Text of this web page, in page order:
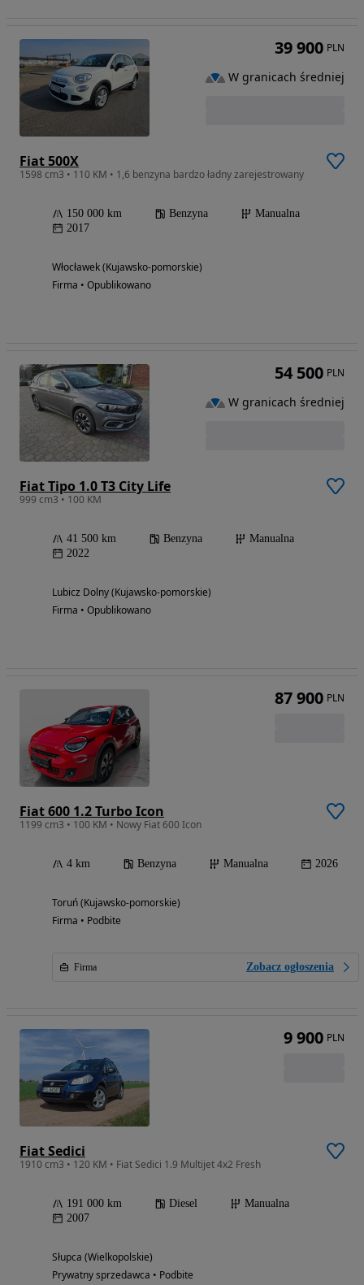
Fiat 500X
1598 cm3 • 110 KM • 1,6 benzyna bardzo ładny zarejestrowany
150 000 km Benzyna
Manualna
2017
Włocławek (Kujawsko-pomorskie)
Firma • Opublikowano
39 900 PLN
W granicach średniej
Fiat Tipo 1.0 T3 City Life
999 cm3 • 100 KM
41 500 km Benzyna
Manualna
2022
Lubicz Dolny (Kujawsko-pomorskie)
Firma • Opublikowano
54 500 PLN
W granicach średniej
Fiat 600 1.2 Turbo Icon
1199 cm3 • 100 KM • Nowy Fiat 600 Icon
4 km Benzyna Manualna 2026
Toruń (Kujawsko-pomorskie)
Firma • Podbite
Firma Zobacz ogłoszenia
87 900 PLN
Fiat Sedici
1910 cm3 • 120 KM • Fiat Sedici 1.9 Multijet 4x2 Fresh
191 000 km Diesel
Manualna
2007
Słupca (Wielkopolskie)
Prywatny sprzedawca • Podbite
9 900 PLN